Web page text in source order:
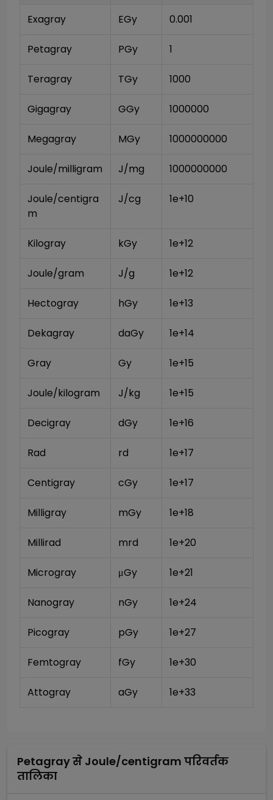
Exagray EGy 0.001
Petagray PGy 1
Teragray TGy 1000
Gigagray GGy 1000000
Megagray MGy 1000000000
Joule/milligram J/mg 1000000000
Joule/centigra
m
J/cg 1e+10
Kilogray kGy 1e+12
Joule/gram J/g 1e+12
Hectogray hGy 1e+13
Dekagray daGy 1e+14
Gray Gy 1e+15
Joule/kilogram J/kg 1e+15
Decigray dGy 1e+16
Rad rd 1e+17
Centigray cGy 1e+17
Milligray mGy 1e+18
Millirad mrd 1e+20
Microgray μGy 1e+21
Nanogray nGy 1e+24
Picogray pGy 1e+27
Femtogray fGy 1e+30
Attogray aGy 1e+33
Petagrayसे Joule/centigram परिवर्तक
तालिका